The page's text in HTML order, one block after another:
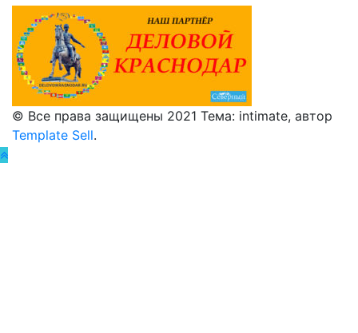
© Все права защищены 2021 Тема: intimate, автор
Template Sell.